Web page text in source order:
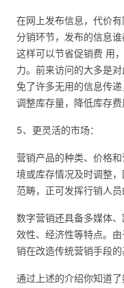
在网上发布信息，代价
分销环节，发布的信息谁
这样可以节省促销费 用
力。前来访问的大多是
免了许多无用的信息传
调整库存量，降低库存费
5、更灵活的市场：
营销产品的种类、价格
境或库存情况及时调整
范畴，正可发挥行销人员
数字营销还具备多媒体
效性、经济性等特点。
销在改造传统营销手段的
通过上述的介绍你知道